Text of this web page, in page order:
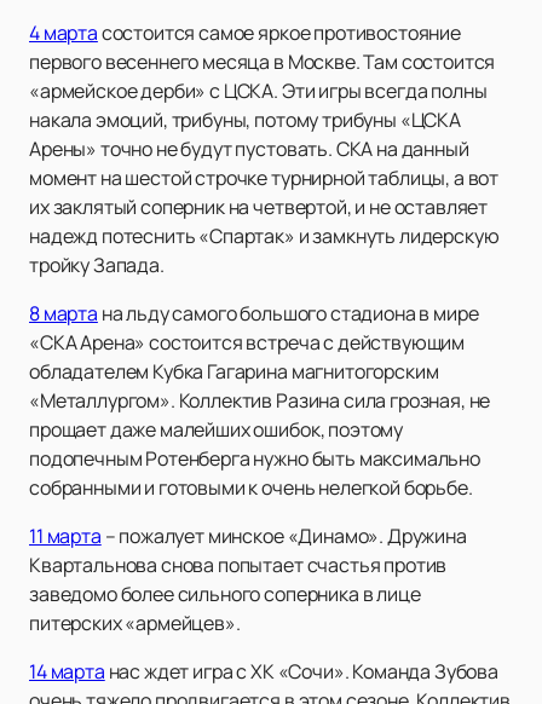
4 мартасостоится самое яркое противостояние
первого весеннего месяца в Москве. Там состоится
«армейское дерби» с ЦСКА. Эти игры всегда полны
накала эмоций, трибуны, потому трибуны «ЦСКА
Арены» точно не будут пустовать. СКА на данный
момент на шестой строчке турнирной таблицы, а вот
их заклятый соперник на четвертой, и не оставляет
надежд потеснить «Спартак» и замкнуть лидерскую
тройку Запада.
8 марта на льду самого большого стадиона в мире
«СКА Арена» состоится встреча с действующим
обладателем Кубка Гагарина магнитогорским
«Металлургом». Коллектив Разина сила грозная, не
прощает даже малейших ошибок, поэтому
подопечным Ротенберга нужно быть максимально
собранными и готовыми к очень нелегкой борьбе.
11 марта – пожалует минское «Динамо». Дружина
Квартальнова снова попытает счастья против
заведомо более сильного соперника в лице
питерских «армейцев».
14 марта нас ждет игра с ХК «Сочи». Команда Зубова